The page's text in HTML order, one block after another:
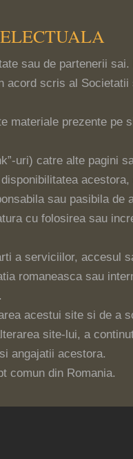
sau de partenerii
acord scris al
prezente pe
uri) catre alte pagini
sau pasibila de
cu folosirea sau
a serviciilor, accesul
romaneasca sau
acestui site si de a
site-lui, a
angajatii acestora.
comun din Romania.